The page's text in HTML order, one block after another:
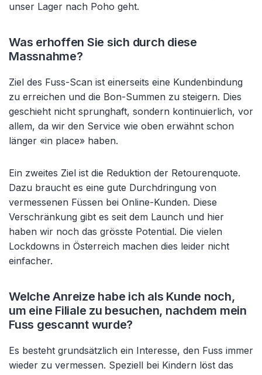
unser Lager nach Poho geht.
Was erhoffen Sie sich durch diese
Massnahme?
Ziel des Fuss-Scan ist einerseits eine Kundenbindung
zu erreichen und die Bon-Summen zu steigern. Dies
geschieht nicht sprunghaft, sondern kontinuierlich, vor
allem, da wir den Service wie oben erwähnt schon
länger «in place» haben.
Ein zweites Ziel ist die Reduktion der Retourenquote.
Dazu braucht es eine gute Durchdringung von
vermessenen Füssen bei Online-Kunden. Diese
Verschränkung gibt es seit dem Launch und hier
haben wir noch das grösste Potential. Die vielen
Lockdowns in Österreich machen dies leider nicht
einfacher.
Welche Anreize habe ich als Kunde noch,
um eine Filiale zu besuchen, nachdem mein
Fuss gescannt wurde?
Es besteht grundsätzlich ein Interesse, den Fuss immer
wieder zu vermessen. Speziell bei Kindern löst das